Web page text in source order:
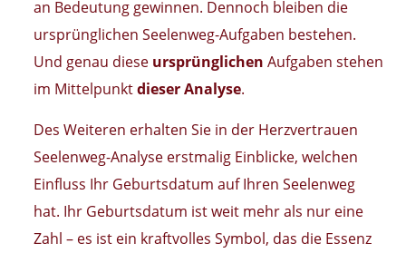
an Bedeutung gewinnen. Dennoch bleiben die
ursprünglichen Seelenweg-Aufgaben bestehen.
Und genau diese ursprünglichen Aufgaben stehen
im Mittelpunktdieser Analyse.
Des Weiteren erhalten Sie in der Herzvertrauen
Seelenweg-Analyse erstmalig Einblicke, welchen
Einfluss Ihr Geburtsdatum auf Ihren Seelenweg
hat. Ihr Geburtsdatum ist weit mehr als nur eine
Zahl – es ist ein kraftvolles Symbol, das die Essenz